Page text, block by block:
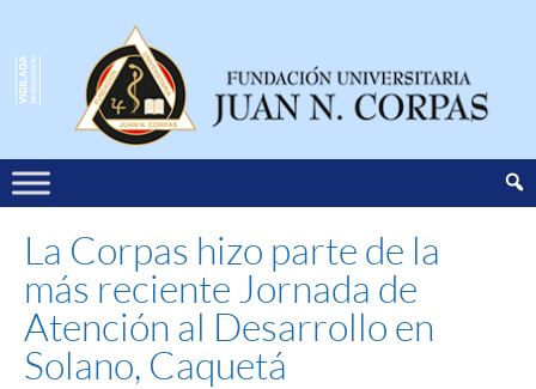
La Corpas hizo parte de la
más reciente Jornada de
Atención al Desarrollo en
Solano, Caquetá